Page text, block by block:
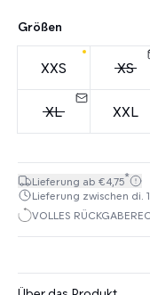
Größen
XXS XS
XL XXL
Lieferung ab €4,75*
Lieferung zwischen di.
VOLLES